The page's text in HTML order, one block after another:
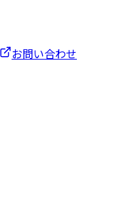
お問い合わせ